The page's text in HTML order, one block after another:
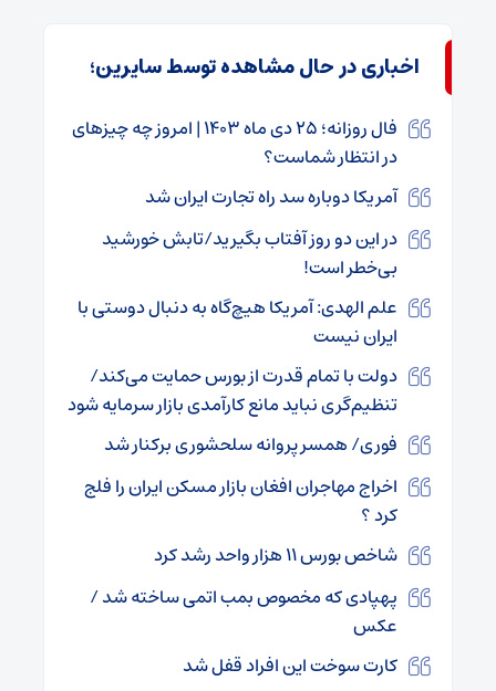
اخباری در حال مشاهده توسط سایرین؛
فال روزانه؛ ۲۵ دی ماه ۱۴۰۳ | امروز چه چیزهای
در انتظار شماست؟
آمریکا دوباره سد راه تجارت ایران شد
در این دو روز آفتاب بگیرید/تابش خورشید
بی‌خطر است!
علم الهدی: آمریکا هیچ‌گاه به دنبال دوستی با
ایران نیست
دولت با تمام قدرت از بورس حمایت می‌کند/
تنظیم‌گری نباید مانع کارآمدی بازار سرمایه شود
فوری/ همسر پروانه سلحشوری برکنار شد
اخراج مهاجران افغان بازار مسکن ایران را فلج
کرد ؟
شاخص بورس ۱۱ هزار واحد رشد کرد
پهپادی که مخصوص بمب اتمی ساخته شد /
عکس
کارت سوخت این افراد قفل شد